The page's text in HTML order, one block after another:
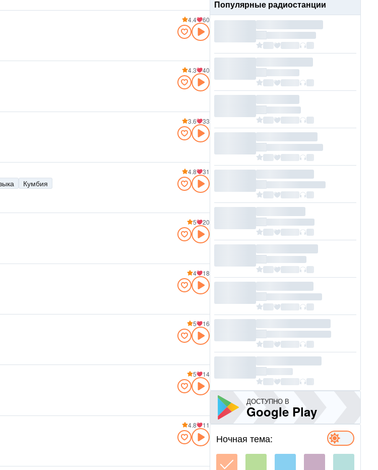
4.4 60
4.3 40
3.6 33
Кумбия
4.8 31
5 20
4 18
5 16
5 14
4.8 11
Популярные радиостанции
ДОСТУПНО В
Google Play
Ночная тема: